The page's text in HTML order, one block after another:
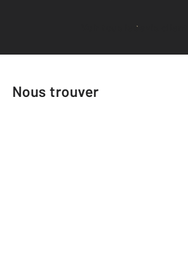
Voir tous les avis clients
Nous trouver